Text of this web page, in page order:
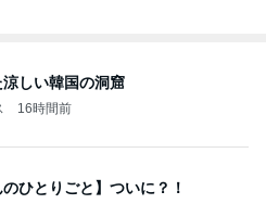
しい韓国の洞窟
16時間前
のひとりごと】ついに？！